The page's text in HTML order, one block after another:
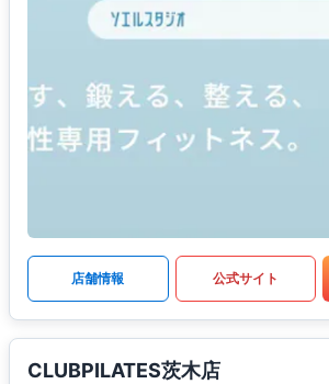
店舗情報 公式サイト
CLUBPILATES茨木店